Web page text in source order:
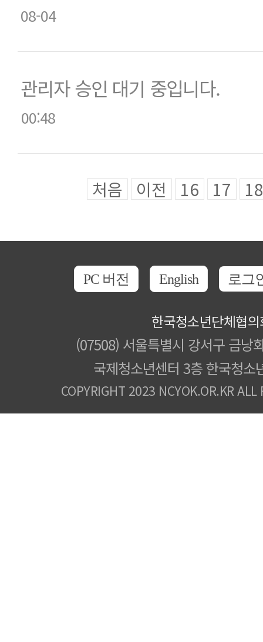
08-04
관리자 승인 대기 중입니다.
00:48
처음 이전 16 17 18
PC 버전 English 로그
한국청소년단체협
(07508) 서울특별시 강서구 금낭
국제청소년센터 3층 한국청소
COPYRIGHT 2023 NCYOK.OR.KR ALL